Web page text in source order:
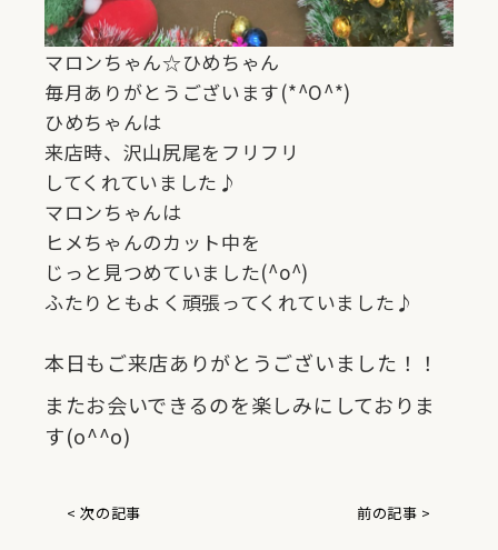
マロンちゃん☆ひめちゃん
毎月ありがとうございます(*^O^*)
ひめちゃんは
来店時、沢山尻尾をフリフリ
してくれていました♪
マロンちゃんは
ヒメちゃんのカット中を
じっと見つめていました(^o^)
ふたりともよく頑張ってくれていました♪
本日もご来店ありがとうございました！！
またお会いできるのを楽しみにしておりま
す(o^^o)
< 次の記事 前の記事 >